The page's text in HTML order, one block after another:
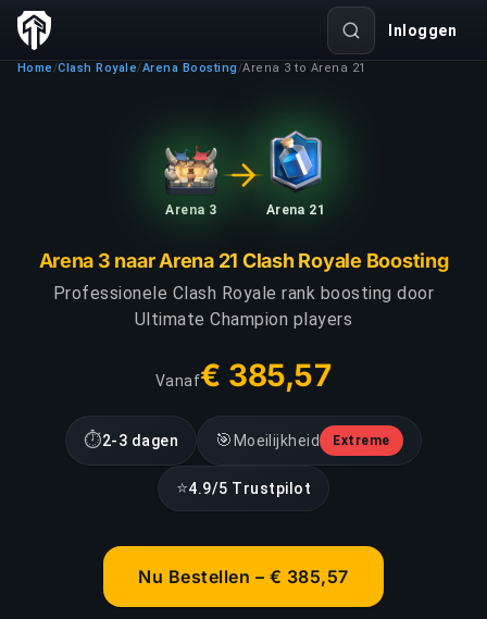
Inloggen
Home /Clash Royale/Arena Boosting /Arena 3 to Arena 21
Arena 3 Arena 21
Arena 3 naar Arena 21 Clash Royale Boosting
Professionele Clash Royale rank boosting door
Ultimate Champion players
Vanaf€ 385,57
⏱2-3 dagen 🎯 Moeilijkheid Extreme
⭐4.9/5 Trustpilot
Nu Bestellen – € 385,57